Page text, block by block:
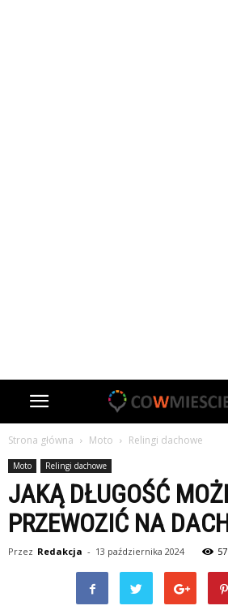
Strona główna Moto Relingi dachowe
Moto Relingi dachowe
JAKĄ DŁUGOŚĆ
PRZEWOZIĆ NA
Przez Redakcja - 13 października 2024